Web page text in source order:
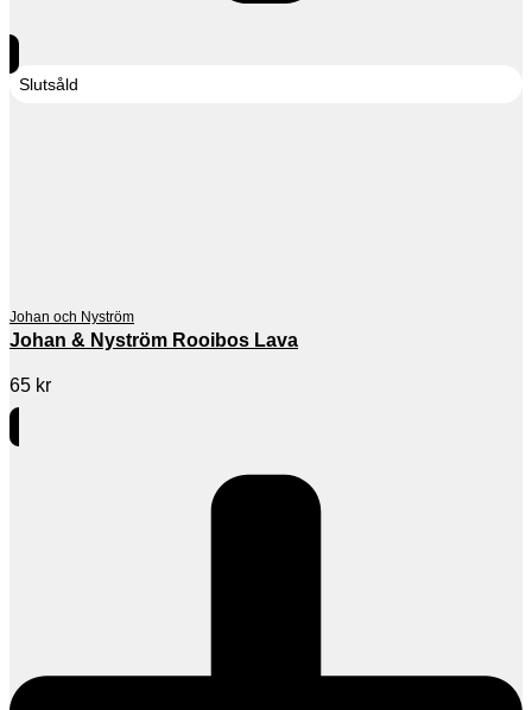
Slutsåld
Johan och Nyström
Johan & Nyström Rooibos Lava
65 kr